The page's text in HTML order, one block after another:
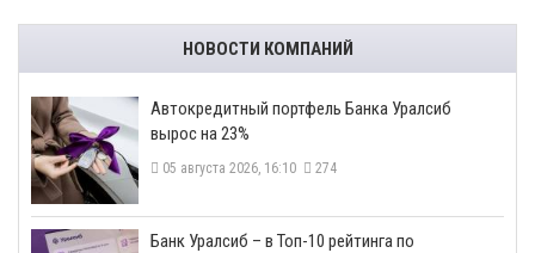
НОВОСТИ КОМПАНИЙ
​Автокредитный портфель Банка Уралсиб
вырос на 23%
05 августа 2026, 16:10 274
​Банк Уралсиб – в Топ-10 рейтинга по